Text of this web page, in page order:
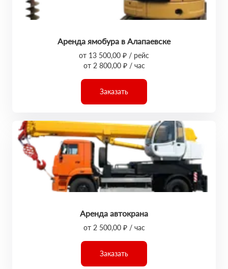
Аренда ямобура в Алапаевске
от 13 500,00 ₽ / рейс
от 2 800,00 ₽ / час
Заказать
Аренда автокрана
от 2 500,00 ₽ / час
Заказать